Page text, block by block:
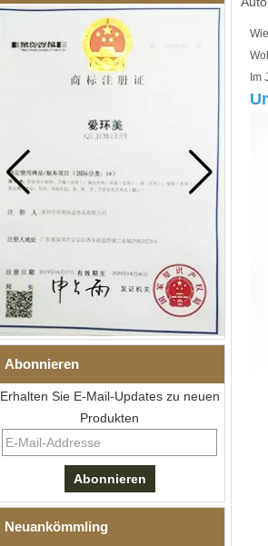
Abonnieren
Erhalten Sie E-Mail-Updates zu neuen
Produkten
Neuankömmling
Herren-I-Links-Armband aus
schwarzem Zirkonoxid-
Keramik-Edelstahl 304,
Faltschließe, eingebettetes
Magnet- und
Link-Armband
Im